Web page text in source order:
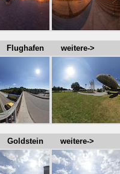
Flughafen weitere->
Goldstein weitere->